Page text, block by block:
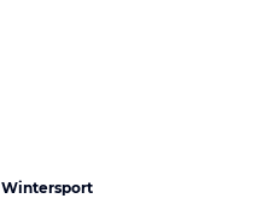
Wintersport